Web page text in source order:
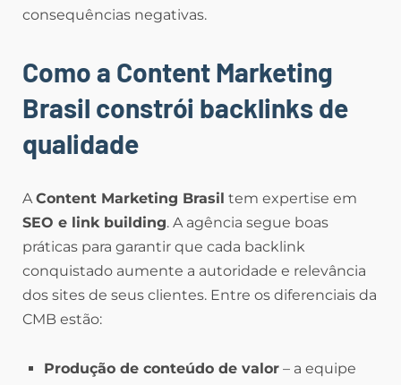
consequências negativas.
Como a Content Marketing
Brasil constrói backlinks de
qualidade
A Content Marketing Brasil tem expertise em
SEO e link building. A agência segue boas
práticas para garantir que cada backlink
conquistado aumente a autoridade e relevância
dos sites de seus clientes. Entre os diferenciais da
CMB estão:
Produção de conteúdo de valor – a equipe